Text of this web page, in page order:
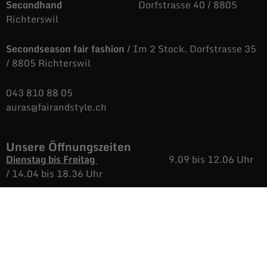
Secondhand Dorfstrasse 40 / 8805
Richterswil
Secondseason fair fashion/ Im 2 Stock. Dorfstrasse 35
/ 8805 Richterswil
043 810 88 05
auras@fairandstyle.ch
Unsere Öffnungszeiten
Dienstag bis Freitag
9.09 bis 12.06 Uhr
/14.04 bis 18.36 Uhr